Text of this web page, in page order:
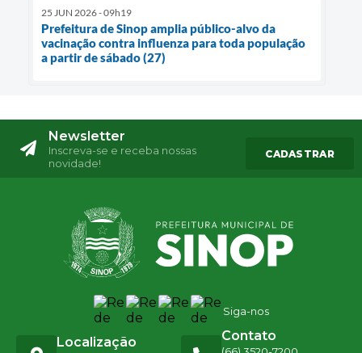
25 JUN 2026 - 09h19
Prefeitura de Sinop amplia público-alvo da
vacinação contra influenza para toda população
a partir de sábado (27)
Newsletter
Inscreva-se e receba nossas
novidade!
CADASTRAR
Siga-nos
Localização Contato